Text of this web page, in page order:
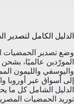
الدليل الكامل لتصدير
وضع تصدير الحمضيات
واليوسفي والليمون
إلى أسواق عبر أوروبا
الدليل الشامل كل ما
توريد الحمضيات